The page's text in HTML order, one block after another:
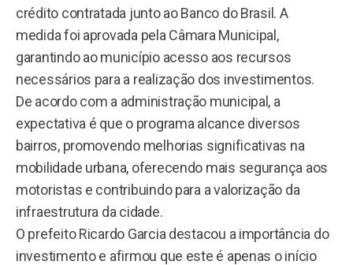
crédito contratada junto ao Banco do Brasil. A
medida foi aprovada pela Câmara Municipal,
garantindo ao município acesso aos recursos
necessários para a realização dos investimentos.
De acordo com a administração municipal, a
expectativa é que o programa alcance diversos
bairros, promovendo melhorias significativas na
mobilidade urbana, oferecendo mais segurança aos
motoristas e contribuindo para a valorização da
infraestrutura da cidade.
O prefeito Ricardo Garcia destacou a importância do
investimento e afirmou que este é apenas o início